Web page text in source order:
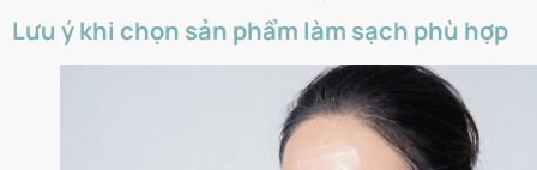
Lưu ý khi chọn sản phẩm làm sạch phù hợp